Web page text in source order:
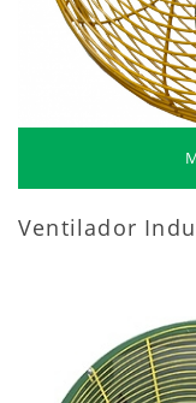
Ventilador